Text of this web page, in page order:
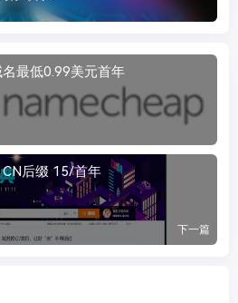
最低0.99美元首年
后缀 15/首年
下一篇